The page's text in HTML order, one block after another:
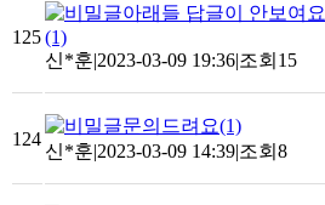
125
아래들 답글이 안보여요
(1)
신*훈|2023-03-09 19:36|조회15
124
문의드려요(1)
신*훈|2023-03-09 14:39|조회8